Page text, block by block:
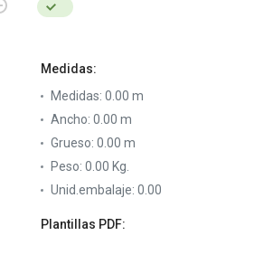
Medidas:
Medidas: 0.00 m
Ancho: 0.00 m
Grueso: 0.00 m
Peso: 0.00 Kg.
Unid.embalaje: 0.00
Plantillas PDF: